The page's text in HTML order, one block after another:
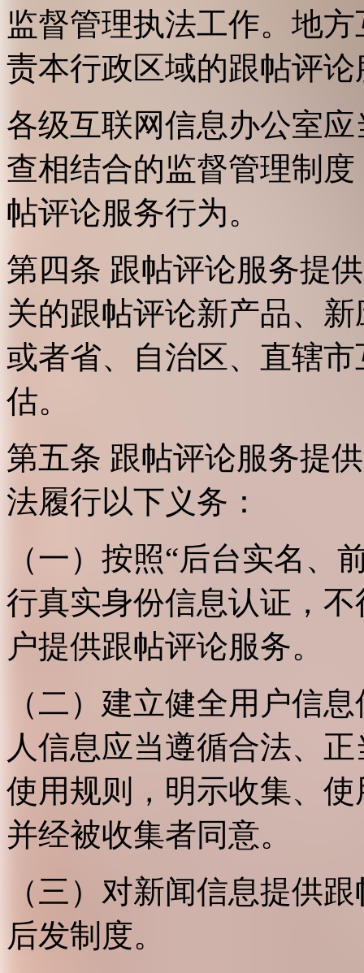
监督管理执法工作。地
责本行政区域的跟帖评
各级互联网信息办公室
查相结合的监督管理制
帖评论服务行为。
第四条 跟帖评论服务提
关的跟帖评论新产品、
或者省、自治区、直辖
估。
第五条 跟帖评论服务提
法履行以下义务：
（一）按照“后台实名、
行真实身份信息认证，
户提供跟帖评论服务。
（二）建立健全用户信
人信息应当遵循合法、
使用规则，明示收集、
并经被收集者同意。
（三）对新闻信息提供
后发制度。